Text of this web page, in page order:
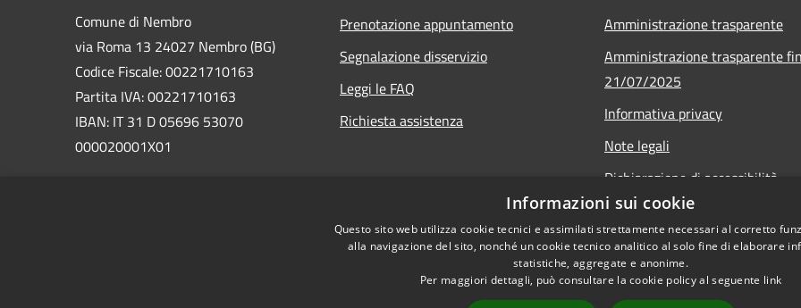
Comune di Nembro
via Roma 13 24027 Nembro (BG)
Codice Fiscale: 00221710163
Partita IVA: 00221710163
IBAN: IT 31 D 05696 53070
000020001X01
Prenotazione appuntamento
Segnalazione disservizio
Leggi le FAQ
Richiesta assistenza
Amministrazione trasparente
Amministrazione trasparente
21/07/2025
Informativa privacy
Note legali
Dichiarazione di accessibilità
Obiettivi di accessibilità
Piano di miglioramento
Informazioni sui cookie
Questo sito web utilizza cookie tecnici e assimilati strettamente necessari al corretto
alla navigazione del sito, nonché un cookie tecnico analitico al solo fine di elaborare
statistiche, aggregate e anonime.
Per maggiori dettagli, può consultare la cookie policy al seguente link